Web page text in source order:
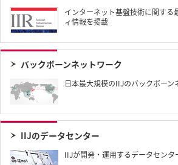
インターネット基盤技術に関する
ィ情報を掲載
バックボーンネットワーク
日本最大規模のIIJのバックボーン
IIJのデータセンター
IIJが開発・運用するデータセン